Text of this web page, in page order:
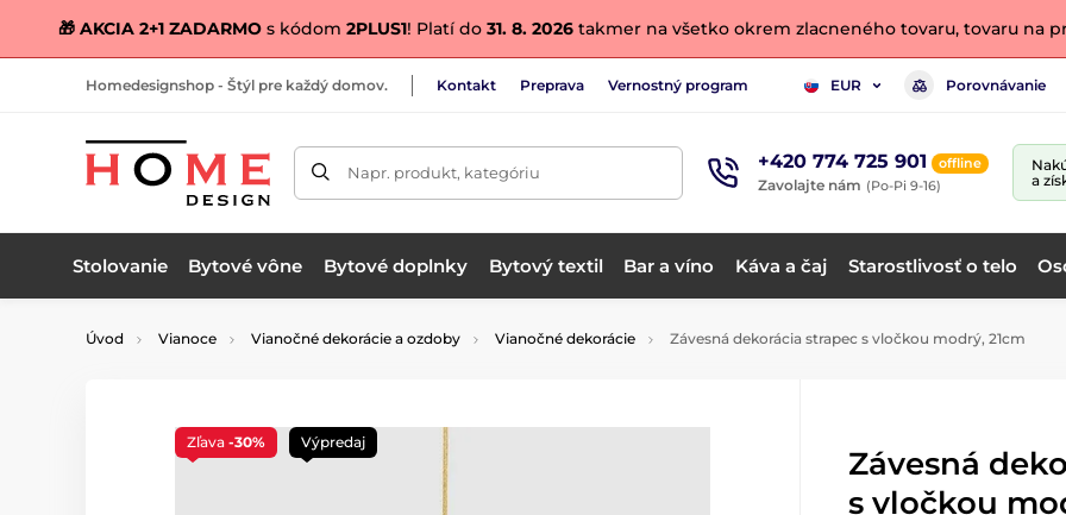
🎁 AKCIA 2+1 ZADARMO s kódom 2PLUS1! Platí do 31. 8. 2026 takmer na všetko okrem zlacneného tovaru, tovaru na
Homedesignshop - Štýl pre každý domov. Kontakt Preprava Vernostný program EUR Porovnávanie
Napr. produkt, kategóriu +420 774 725 901 offline
Zavolajte nám (Po-Pi 9-16)
a
Stolovanie Bytové vône Bytové doplnky Bytový textil Bar a víno Káva a čaj Starostlivosť o telo
Úvod Vianoce Vianočné dekorácie a ozdoby Vianočné dekorácie Závesná dekorácia strapec s vločkou modrý, 21cm
Zľava -30% Výpredaj
Závesná
s vločkou